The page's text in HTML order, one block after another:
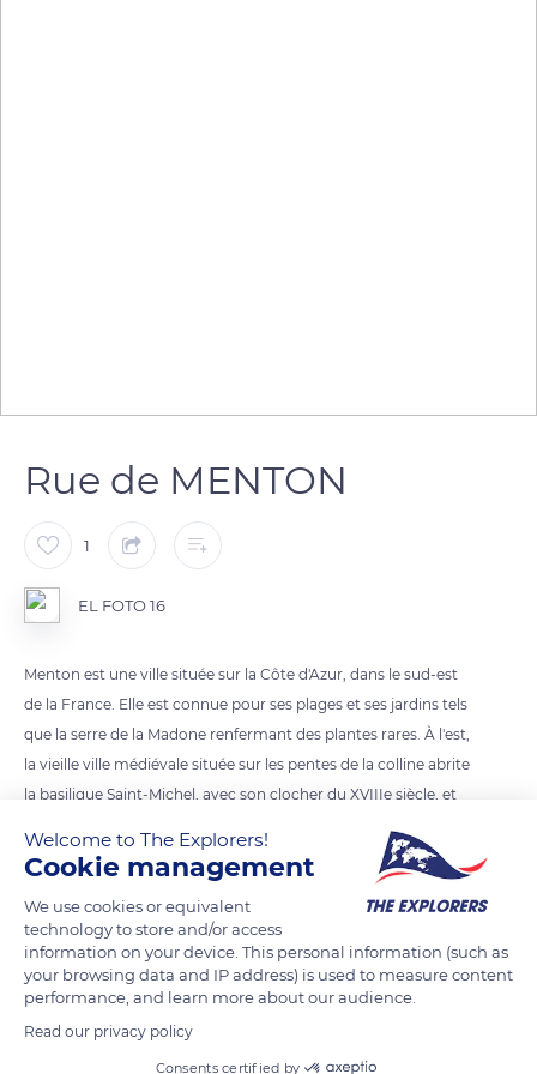
Rue de MENTON
1
EL FOTO 16
Menton est une ville située sur la Côte d'Azur, dans le sud-est
de la France. Elle est connue pour ses plages et ses jardins tels
que la serre de la Madone renfermant des plantes rares. À l'est,
la vieille ville médiévale située sur les pentes de la colline abrite
la basilique Saint-Michel, avec son clocher du XVIIIe siècle, et
de là, le musée Jean Cocteau collection Séverin Wunderman
expose des œuvres du poète Jean Cocteau
READ MORE TRANSLATE
Welcome to The Explorers!
Cookie management
We use cookies or equivalent
technology to store and/or access
information on your device. This personal information (such as
your browsing data and IP address) is used to measure content
performance, and learn more about our audience.
Read our privacy policy
Consents certified by